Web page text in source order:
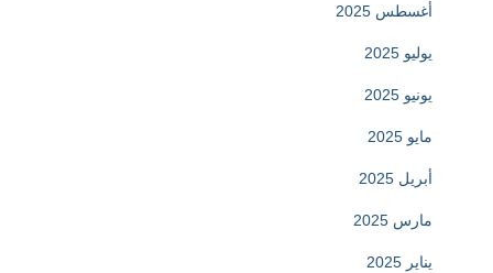
أغسطس 2025
يوليو 2025
يونيو 2025
مايو 2025
أبريل 2025
مارس 2025
يناير 2025